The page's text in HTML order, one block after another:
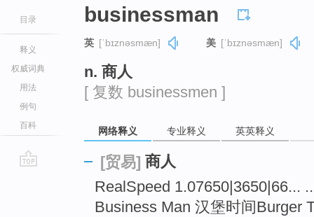
目录
释义
权威词典
用法
例句
百科
businessman
英 [ˈbɪznəsmæn] 美 [ˈbɪznəsmæn]
n. 商人
[ 复数 businessmen ]
网络释义 专业释义 英英释义
[贸易] 商人
RealSpeed 1.07650|3650|66...
Business Man 汉堡时间Burger